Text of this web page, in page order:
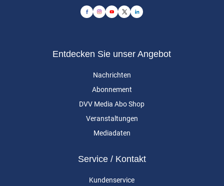
Entdecken Sie unser Angebot
Nachrichten
Abonnement
DVV Media Abo Shop
Veranstaltungen
Mediadaten
Service / Kontakt
Kundenservice